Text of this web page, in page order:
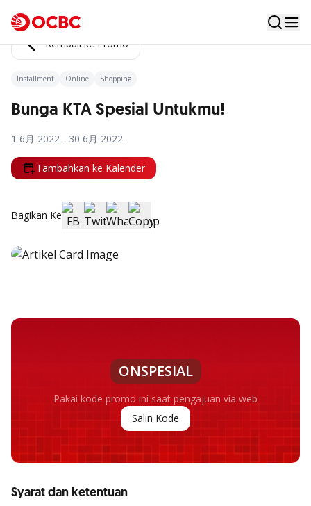
Kembali ke Promo
Installment Online Shopping
Bunga KTA Spesial Untukmu!
1 6月 2022 - 30 6月 2022
Tambahkan ke Kalender
Bagikan Ke
ONSPESIAL
Pakai kode promo ini saat pengajuan via web
Salin Kode
Syarat dan ketentuan